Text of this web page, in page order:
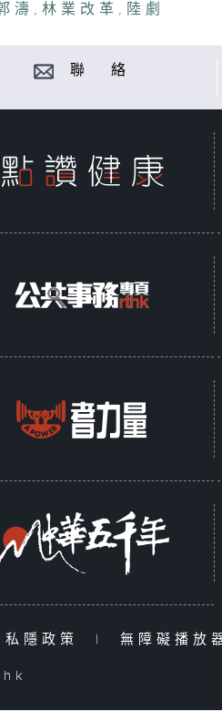
濤 ,林業改革 , 陸劇
聯 絡
私隱政策 | 無障礙播放